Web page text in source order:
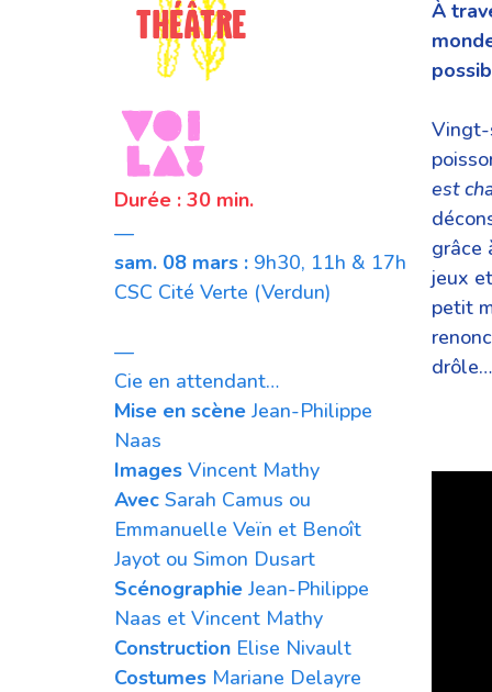
Durée : 30 min.
—
sam. 08 mars : 9h30, 11h & 17h
CSC Cité Verte (Verdun)
—
Cie en attendant…
Mise en scène Jean-Philippe
Naas
Images Vincent Mathy
Avec Sarah Camus ou
Emmanuelle Veïn et Benoît
Jayot ou Simon Dusart
Scénographie Jean-Philippe
Naas et Vincent Mathy
Construction Elise Nivault
Costumes Mariane Delayre
À
Vingt-
est
grâce
jeux
petit